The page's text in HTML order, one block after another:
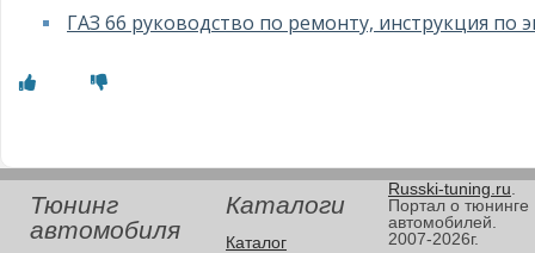
ГАЗ 66 руководство по ремонту, инструкция по
Тюнинг
автомобиля
Каталоги
Каталог
Russki-tuning.ru
Портал о тюнинге
автомобилей.
2007-2026г.